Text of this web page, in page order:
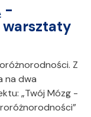
-
warsztaty
Z
na dwa
„Twój Mózg -